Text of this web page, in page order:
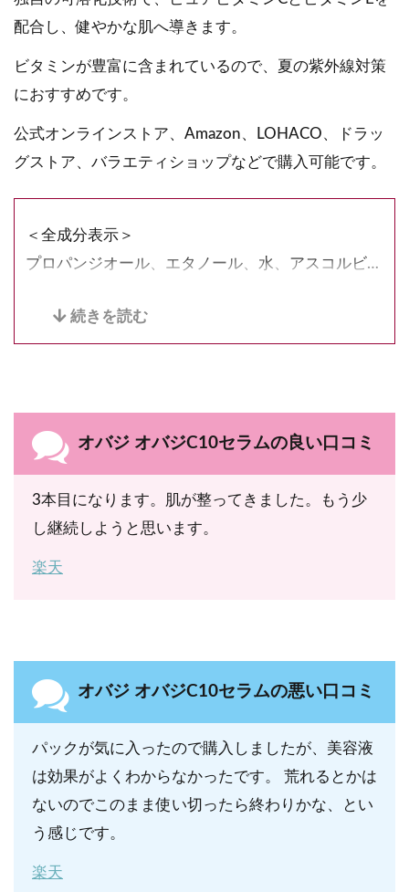
配合し、健やかな肌へ導きます。
ビタミンが豊富に含まれているので、夏の紫外線対策
におすすめです。
公式オンラインストア、Amazon、LOHACO、ドラッ
グストア、バラエティショップなどで購入可能です。
＜全成分表示＞
プロパンジオール、エタノール、水、アスコルビン
ン酸、ツボクサエキス、アーチチョーク葉エキス、
酵母エキス、アッケシソウエキス、セリン、グレー
ラデセス-30、香料
オバジ オバジC10セラムの良い口コミ
3本目になります。肌が整ってきました。もう少
し継続しようと思います。
楽天
オバジ オバジC10セラムの悪い口コミ
パックが気に入ったので購入しましたが、美容液
は効果がよくわからなかったです。 荒れるとかは
ないのでこのまま使い切ったら終わりかな、とい
う感じです。
楽天